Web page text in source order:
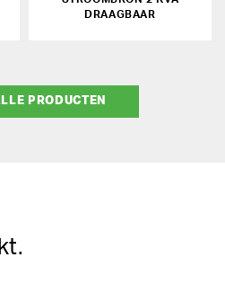
DRAAGBAAR
PRODUCTEN